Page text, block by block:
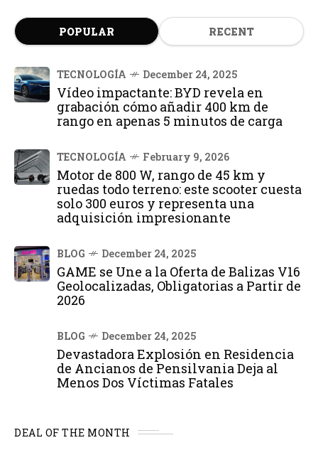
POPULAR RECENT
TECNOLOGÍA December 24, 2025
Vídeo impactante: BYD revela en
grabación cómo añadir 400 km de
rango en apenas 5 minutos de carga
TECNOLOGÍA February 9, 2026
Motor de 800 W, rango de 45 km y
ruedas todo terreno: este scooter cuesta
solo 300 euros y representa una
adquisición impresionante
BLOG December 24, 2025
GAME se Une a la Oferta de Balizas V16
Geolocalizadas, Obligatorias a Partir de
2026
BLOG December 24, 2025
Devastadora Explosión en Residencia
de Ancianos de Pensilvania Deja al
Menos Dos Víctimas Fatales
DEAL OF THE MONTH